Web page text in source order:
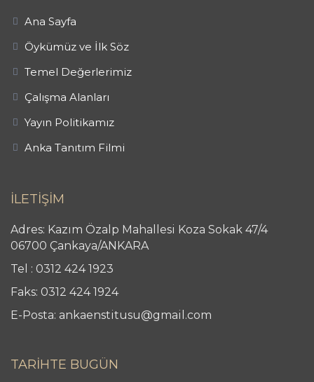
Ana Sayfa
Öykümüz ve İlk Söz
Temel Değerlerimiz
Çalışma Alanları
Yayın Politikamız
Anka Tanıtım Filmi
İLETİŞİM
Adres: Kazım Özalp Mahallesi Koza Sokak 47/4
06700 Çankaya/ANKARA
Tel : 0312 424 1923
Faks: 0312 424 1924
E-Posta: ankaenstitusu@gmail.com
TARİHTE BUGÜN